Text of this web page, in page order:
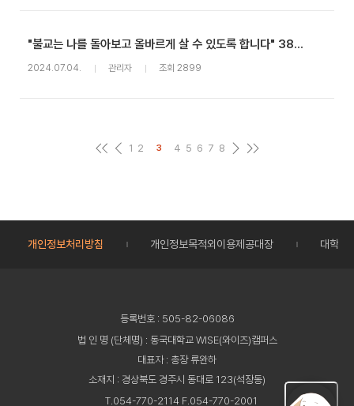
"불교는 나를 돌아보고 올바르게 살 수 있도록 합니다" 38대 불교도 연합회·제46대 불교학생회 회장 - 박건웅 (전자정보통신공학전공 22학번)
2024.07.04. 관리자 조회 2899
1 2 3 4 5 6 7 8
개인정보처리방침 개인정보목적외이용제공대장 대학정
등록번호 : 505-82-06086
법 인 명 (단체명) : 동국대학교 WISE(와이즈)캠퍼스
대표자 : 총장 류완하
소재지 : 경상북도 경주시 동대로 123(석장동)
T.054-770-2114 F.054-770-2001